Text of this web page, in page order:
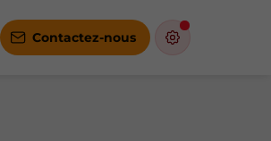
Contactez-nous